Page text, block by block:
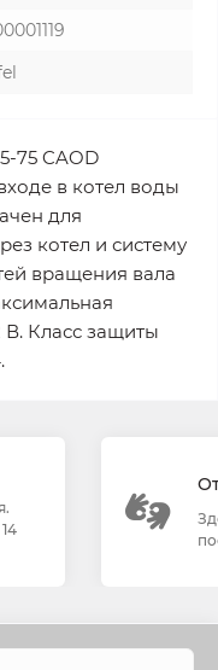
75 CAOD
в котел воды
для
котел и систему
вращения вала
В. Класс защиты